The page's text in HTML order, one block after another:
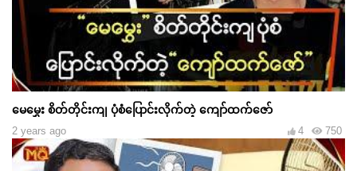
မေမွှေး စိတ်တိုင်းကျ ပုံစံပြောင်းလိုက်တဲ့ ကျော်ထက်ဇော်
2 years ago 750
4